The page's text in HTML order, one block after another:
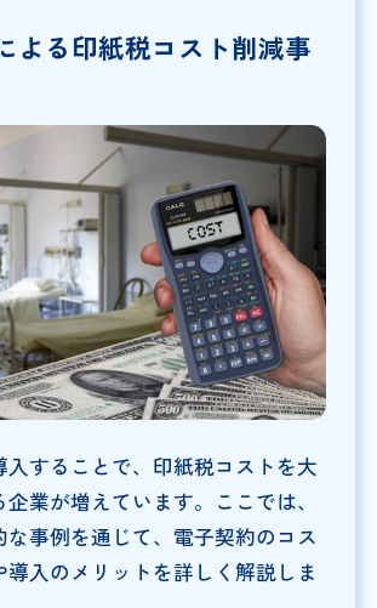
よる印紙税コスト削減事
入することで、印紙税コストを大
業が増えています。ここでは、
な事例を通じて、電子契約のコス
導入のメリットを詳しく解説しま